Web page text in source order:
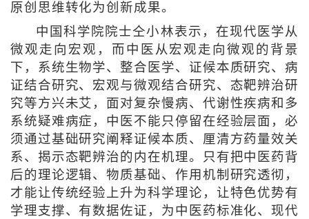
原创思维转化为创新成果。
中国科学院院士仝小林表示，在现代医学从
微观走向宏观，而中医从宏观走向微观的背景
下，系统生物学、整合医学、证候本质研究、病
证结合研究、宏观与微观结合研究、态靶辨治研
究等方兴未艾，面对复杂慢病、代谢性疾病和多
系统疑难病症，中医不能只停留在经验层面，必
须通过基础研究阐释证候本质、厘清方药量效关
系、揭示态靶辨治的内在机理。只有把中医药背
后的理论逻辑、物质基础、作用机制研究透彻，
才能让传统经验上升为科学理论，让特色优势有
学理支撑、有数据佐证，为中医药标准化、现代